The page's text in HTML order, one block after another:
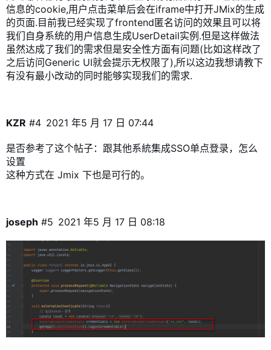
信息的cookie,用户点击菜单后会在iframe中打开JMix的生成
的页面.目前我已经实现了frontend匿名访问的效果且可以将
我们自身系统的用户信息生成UserDetail实例.但是这样做法
虽然达成了我们的需求但是安全性方面有问题(比如这样改了
之后访问Generic UI就会提示无权限了),所以这边我想请教下
有没有最小改动的同时能够实现我们的需求.
KZR 2021 年5 月 17 日 07:44
#4
是否参考了这个帖子： 跟其他系統集成SSO单点登录，怎么
设置
这种方式在 Jmix 下也是可行的。
joseph 2021 年5 月 17 日 08:18
#5